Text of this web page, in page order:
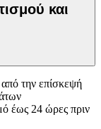
και
την επίσκεψή
έως 24 ώρες πριν